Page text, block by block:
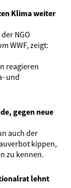
Klima weiter
NGO
WWF, zeigt:
reagieren
und
gegen neue
auch der
kippen,
zu kennen.
lehnt